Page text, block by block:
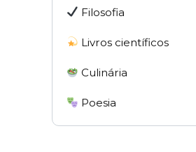
Filosofia
Livros científicos
Culinária
Poesia